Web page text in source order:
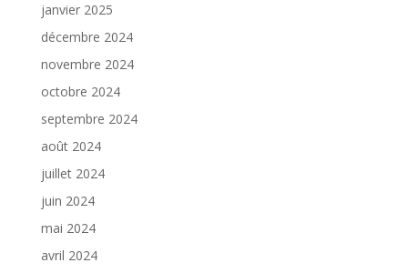
janvier 2025
décembre 2024
novembre 2024
octobre 2024
septembre 2024
août 2024
juillet 2024
juin 2024
mai 2024
avril 2024